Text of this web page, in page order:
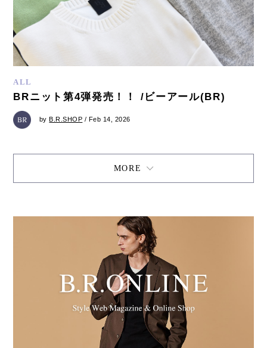
ALL
BRニット第4弾発売！！ /ビーアール(BR)
byB.R.SHOP / Feb 14, 2026
MORE